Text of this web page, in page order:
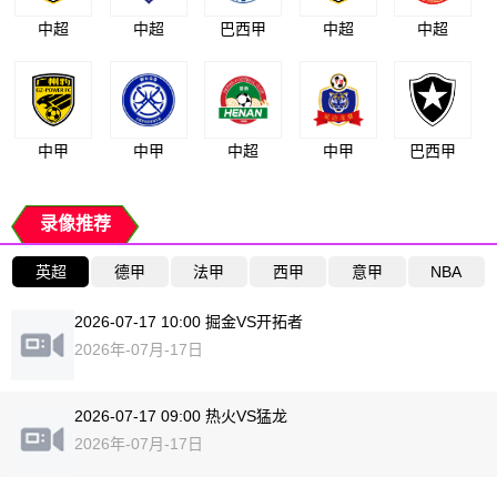
中超 中超 巴西甲 中超 中超
中甲 中甲 中超 中甲 巴西甲
录像推荐
英超 德甲 法甲 西甲 意甲 NBA
2026-07-17 10:00 掘金VS开拓者
2026年-07月-17日
2026-07-17 09:00 热火VS猛龙
2026年-07月-17日